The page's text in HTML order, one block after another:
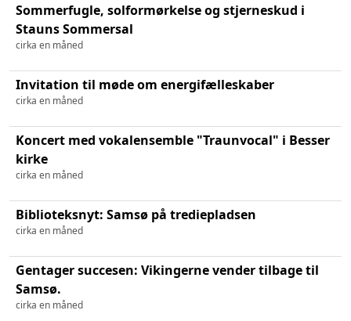
Sommerfugle, solformørkelse og stjerneskud i
Stauns Sommersal
cirka en måned
Invitation til møde om energifælleskaber
cirka en måned
Koncert med vokalensemble "Traunvocal" i Besser
kirke
cirka en måned
Biblioteksnyt: Samsø på trediepladsen
cirka en måned
Gentager succesen: Vikingerne vender tilbage til
Samsø.
cirka en måned